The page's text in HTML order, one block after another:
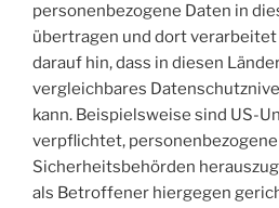
personenbezogene Daten in
übertragen und dort
darauf hin, dass in diesen
vergleichbares
kann. Beispielsweise sind US-
verpflichtet, personenbezogene
Sicherheitsbehörden
als Betroffener hiergegen